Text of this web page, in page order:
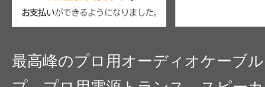
最高峰のプロ用オーディオケーブ